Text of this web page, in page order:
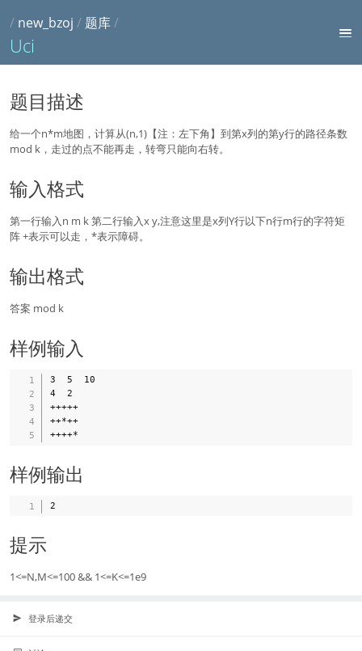
/ new_bzoj / 题库/
Uci
题目描述
给一个n*m地图，计算从(n,1)【注：左下角】到第x列的第y行的路径条数
mod k，走过的点不能再走，转弯只能向右转。
输入格式
第一行输入n m k 第二行输入x y,注意这里是x列Y行以下n行m行的字符矩
阵 +表示可以走，*表示障碍。
输出格式
答案 mod k
样例输入
3  5  10
4  2
+++++
++*++
样例输出
提示
1<=N,M<=100 && 1<=K<=1e9
登录后递交